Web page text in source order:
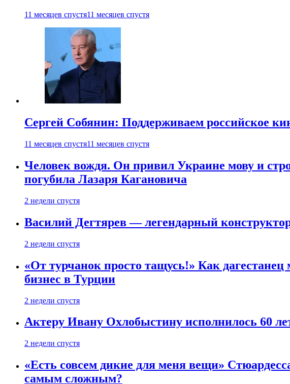
11 месяцев спустя11 месяцев спустя
Сергей Собянин: Поддерживаем российское
11 месяцев спустя11 месяцев спустя
Человек вождя. Он привил Украине мову и
погубила Лазаря Кагановича
2 недели спустя
Василий Дегтярев — легендарный
2 недели спустя
«От турчанок просто тащусь!» Как
бизнес в Турции
2 недели спустя
Актеру Ивану Охлобыстину исполнилось 60
2 недели спустя
«Есть совсем дикие для меня вещи»
самым сложным?